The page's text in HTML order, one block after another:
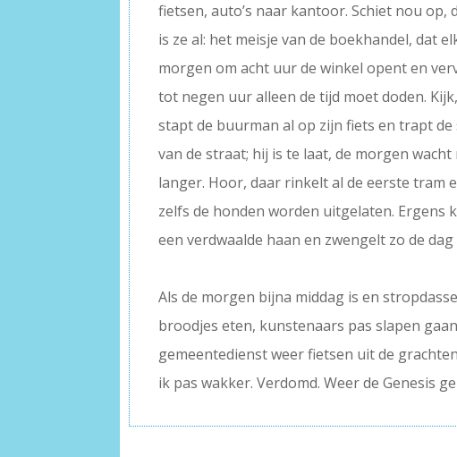
fietsen, auto’s naar kantoor. Schiet nou op,
is ze al: het meisje van de boekhandel, dat
morgen om acht uur de winkel opent en
tot negen uur alleen de tijd moet doden.
stapt de buurman al op zijn fiets en trapt de
van de straat; hij is te laat, de morgen wacht
langer. Hoor, daar rinkelt al de eerste tram
zelfs de honden worden uitgelaten. Ergens
een verdwaalde haan en zwengelt zo de dag
Als de morgen bijna middag is en
broodjes eten, kunstenaars pas slapen
gemeentedienst weer fietsen uit de
ik pas wakker. Verdomd. Weer de Genesis